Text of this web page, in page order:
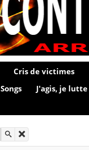
Cris de victimes
Songs J'agis, je lutte